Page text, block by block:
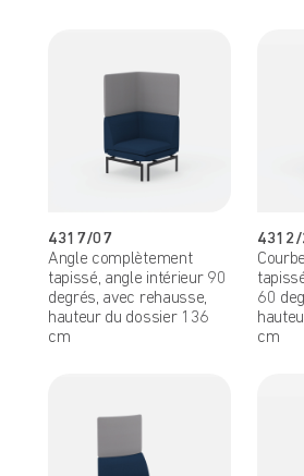
4317/07
Angle complètement
tapissé, angle intérieur 90
degrés, avec rehausse,
hauteur du dossier 136
cm
4312/
60
cm